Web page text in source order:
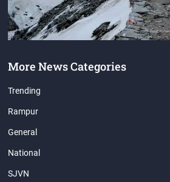
More News Categories
Trending
Rampur
General
National
SJVN